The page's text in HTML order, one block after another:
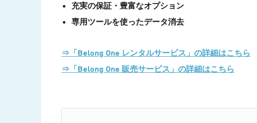
充実の保証・豊富なオプション
専用ツールを使ったデータ消去
⇒「Belong One レンタルサービス」の詳細はこちら
⇒「Belong One 販売サービス」の詳細はこちら